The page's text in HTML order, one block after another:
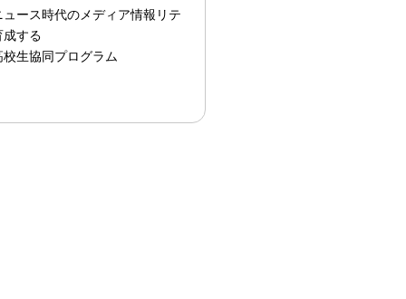
ュース時代のメディア情報リテ
成する
校生協同プログラム